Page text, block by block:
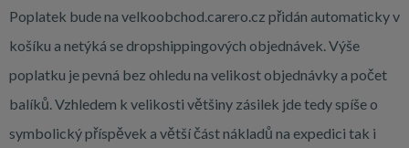
Poplatek bude na velkoobchod.carero.cz přidán automaticky v
košíku a netýká se dropshippingových objednávek.Výše
poplatku je pevná bez ohledu na velikost objednávky a počet
balíků. Vzhledem k velikosti většiny zásilek jde tedy spíše o
symbolický příspěvek a větší část nákladů na expedici tak i